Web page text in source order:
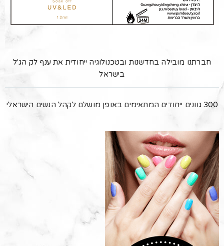
חברתנו מובילה בחדשנות ובטכנולוגיה ייחודית את ענף לק הג'ל
בישראל
300 גוונים ייחודים המתאימים באופן מושלם לקהל הנשים הישראלי